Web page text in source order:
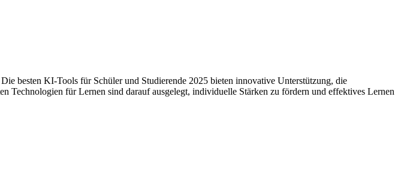
besten KI-Tools für Schüler und Studierende 2025 bieten innovative Unterstützung, die
Technologien für Lernen sind darauf ausgelegt, individuelle Stärken zu fördern und effektives Lernen